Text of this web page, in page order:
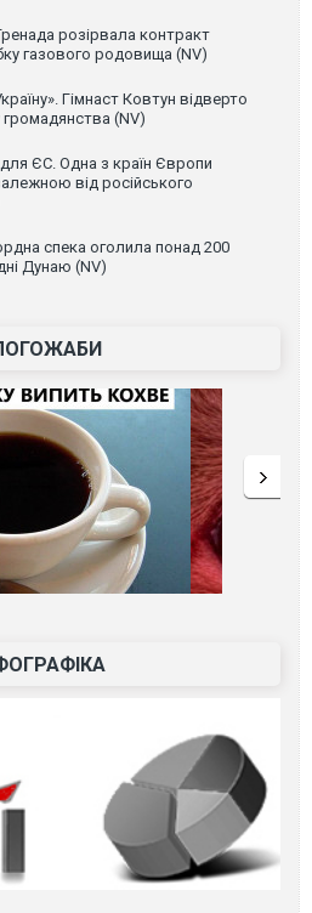
розірвала контракт
газового родовища (NV)
Гімнаст Ковтун відверто
(NV)
ЄС. Одна з країн Європи
від російського
спека оголила понад 200
Дунаю (NV)